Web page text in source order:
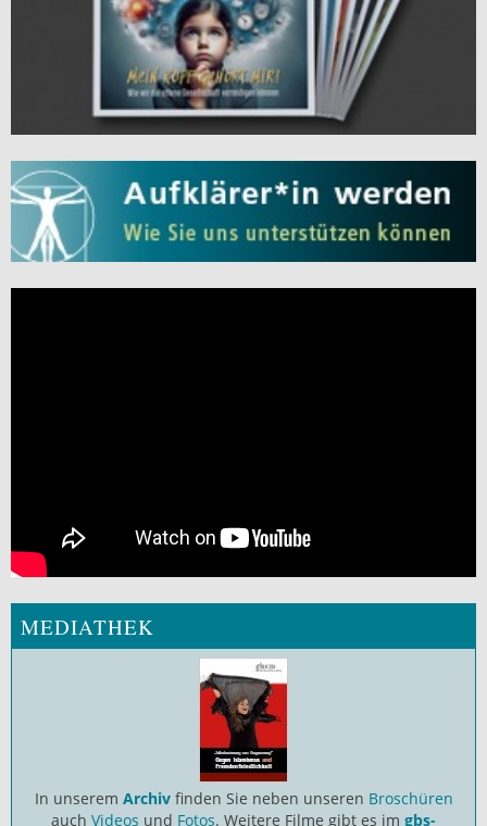
MEDIATHEK
In unserem Archiv finden Sie neben unseren Broschüren
auch Videos und Fotos. Weitere Filme gibt es im gbs-